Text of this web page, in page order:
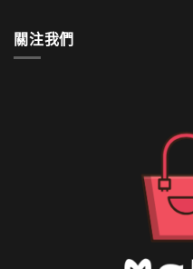
清
洗〉
關注我們